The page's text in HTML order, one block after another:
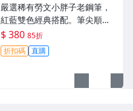
嚴選稀有勞文小胖子老鋼筆，
紅藍雙色經典搭配。筆尖順
滑，雅黑錫金筆身展現極簡風
格。時尚阻尼設計，久藏庫存
仍有收藏價值。細節看圖了
$ 380 85折
折扣碼 直購